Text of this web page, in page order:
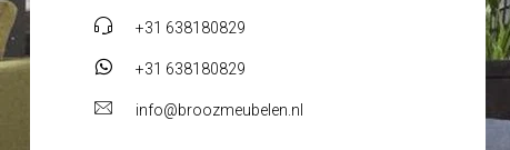
+31 638180829
+31 638180829
info@broozmeubelen.nl